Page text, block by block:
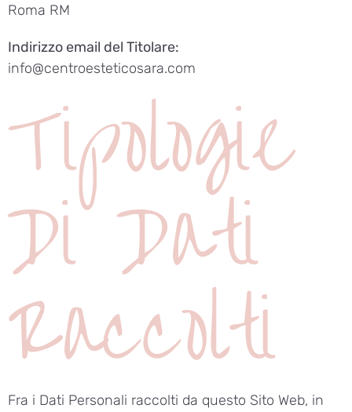
Roma RM
Indirizzo email del Titolare:
info@centroesteticosara.com
Tipologie
Di Dati
Raccolti
Fra i Dati Personali raccolti da questo Sito Web, in